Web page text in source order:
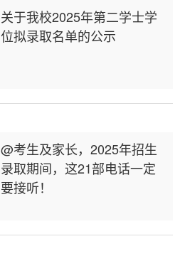
关于我校2025年第二学士学
位拟录取名单的公示
@考生及家长，2025年招生
录取期间，这21部电话一定
要接听！